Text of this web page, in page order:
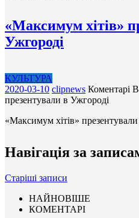
«Максимум хітів»
Ужгороді
КУЛЬТУРА
2020-03-10 clipnews Коментарі
презентували в Ужгороді
«Максимум хітів»
Навігація за
Старіші записи
НАЙНОВІШЕ
КОМЕНТАРІ